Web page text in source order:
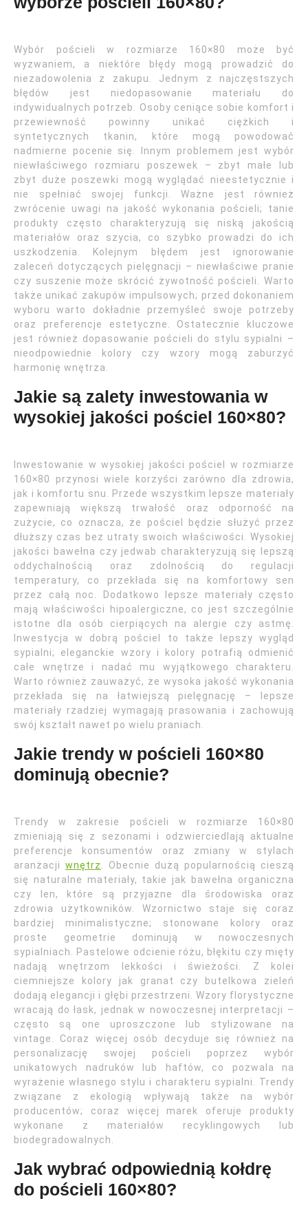
Wybór pościeli w rozmiarze 160×80 może być
wyzwaniem, a niektóre błędy mogą prowadzić do
niezadowolenia z zakupu. Jednym z najczęstszych
błędów jest niedopasowanie materiału do
indywidualnych potrzeb. Osoby ceniące sobie komfort i
przewiewność powinny unikać ciężkich i
syntetycznych tkanin, które mogą powodować
nadmierne pocenie się. Innym problemem jest wybór
niewłaściwego rozmiaru poszewek – zbyt małe lub
zbyt duże poszewki mogą wyglądać nieestetycznie i
nie spełniać swojej funkcji. Ważne jest również
zwrócenie uwagi na jakość wykonania pościeli; tanie
produkty często charakteryzują się niską jakością
materiałów oraz szycia, co szybko prowadzi do ich
uszkodzenia. Kolejnym błędem jest ignorowanie
zaleceń dotyczących pielęgnacji – niewłaściwe pranie
czy suszenie może skrócić żywotność pościeli. Warto
także unikać zakupów impulsowych; przed dokonaniem
wyboru warto dokładnie przemyśleć swoje potrzeby
oraz preferencje estetyczne. Ostatecznie kluczowe
jest również dopasowanie pościeli do stylu sypialni –
nieodpowiednie kolory czy wzory mogą zaburzyć
harmonię wnętrza.
Jakie są zalety inwestowania w
wysokiej jakości pościel 160×80?
Inwestowanie w wysokiej jakości pościel w rozmiarze
160×80 przynosi wiele korzyści zarówno dla zdrowia,
jak i komfortu snu. Przede wszystkim lepsze materiały
zapewniają większą trwałość oraz odporność na
zużycie, co oznacza, że pościel będzie służyć przez
dłuższy czas bez utraty swoich właściwości. Wysokiej
jakości bawełna czy jedwab charakteryzują się lepszą
oddychalnością oraz zdolnością do regulacji
temperatury, co przekłada się na komfortowy sen
przez całą noc. Dodatkowo lepsze materiały często
mają właściwości hipoalergiczne, co jest szczególnie
istotne dla osób cierpiących na alergie czy astmę.
Inwestycja w dobrą pościel to także lepszy wygląd
sypialni; eleganckie wzory i kolory potrafią odmienić
całe wnętrze i nadać mu wyjątkowego charakteru.
Warto również zauważyć, że wysoka jakość wykonania
przekłada się na łatwiejszą pielęgnację – lepsze
materiały rzadziej wymagają prasowania i zachowują
swój kształt nawet po wielu praniach.
Jakie trendy w pościeli 160×80
dominują obecnie?
Trendy w zakresie pościeli w rozmiarze 160×80
zmieniają się z sezonami i odzwierciedlają aktualne
preferencje konsumentów oraz zmiany w stylach
aranżacji wnętrz
. Obecnie dużą popularnością cieszą
się naturalne materiały, takie jak bawełna organiczna
czy len, które są przyjazne dla środowiska oraz
zdrowia użytkowników. Wzornictwo staje się coraz
bardziej minimalistyczne; stonowane kolory oraz
proste geometrie dominują w nowoczesnych
sypialniach. Pastelowe odcienie różu, błękitu czy mięty
nadają wnętrzom lekkości i świeżości. Z kolei
ciemniejsze kolory jak granat czy butelkowa zieleń
dodają elegancji i głębi przestrzeni. Wzory florystyczne
wracają do łask, jednak w nowoczesnej interpretacji –
często są one uproszczone lub stylizowane na
vintage. Coraz więcej osób decyduje się również na
personalizację swojej pościeli poprzez wybór
unikatowych nadruków lub haftów, co pozwala na
wyrażenie własnego stylu i charakteru sypialni. Trendy
związane z ekologią wpływają także na wybór
producentów; coraz więcej marek oferuje produkty
wykonane z materiałów recyklingowych lub
biodegradowalnych.
Jak wybrać odpowiednią kołdrę
do pościeli 160×80?